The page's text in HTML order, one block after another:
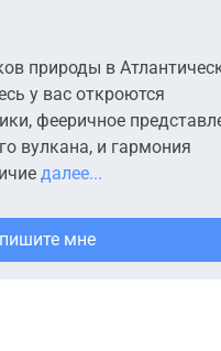
природы в
у вас откроются
фееричное
вулкана, и гармония
далее...
мне